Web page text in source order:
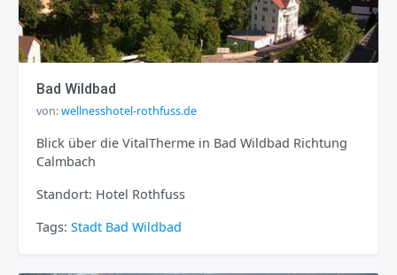
Bad Wildbad
von:wellnesshotel-rothfuss.de
Blick über die VitalTherme in Bad Wildbad Richtung
Calmbach
Standort: Hotel Rothfuss
Tags: Stadt Bad Wildbad